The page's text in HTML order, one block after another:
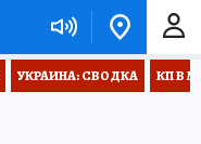
УКРАИНА: СВОДКА КП В